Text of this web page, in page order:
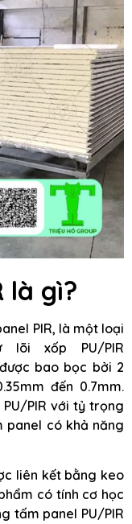
là gì?
PIR, là một loại
xốp PU/PIR
bao bọc bởi 2
đến 0.7mm.
PIR với tỷ trọng
panel có khả năng
liên kết bằng keo
có tính cơ học
tấm panel PU/PIR